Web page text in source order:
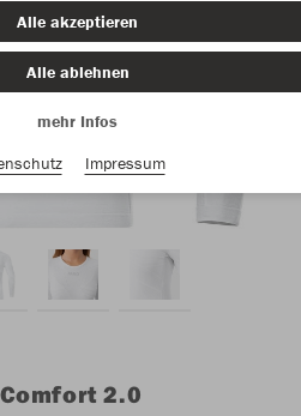
2.0
Alle akzeptieren
Alle ablehnen
mehr Infos
Impressum